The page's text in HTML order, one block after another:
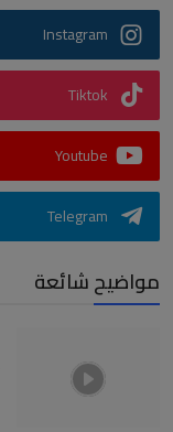
Instagram
Tiktok
Youtube
Telegram
مواضيح شائعة